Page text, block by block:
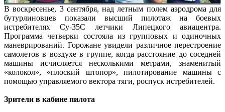
В воскресенье, 3 сентября, над летным полем аэродрома для
бутурлиновцев показали высший пилотаж на боевых
истребителях Су-35С летчики Липецкого авиацентра.
Программа четверки состояла из групповых и одиночных
маневрирований. Горожане увидели различное перестроение
самолетов в воздухе в группе, когда расстояние до соседней
машины исчисляется несколькими метрами, знаменитый
«колокол», «плоский штопор», пилотирование машины с
помощью управляемого вектора тяги, роспуск истребителей.
Зрители в кабине пилота